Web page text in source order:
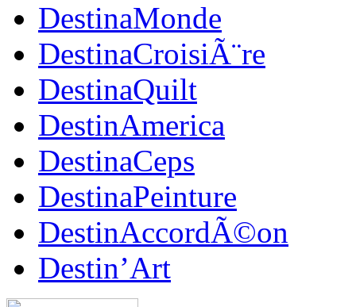
DestinaMonde
DestinaCroisiÃ¨re
DestinaQuilt
DestinAmerica
DestinaCeps
DestinaPeinture
DestinAccordÃ©on
Destin’Art